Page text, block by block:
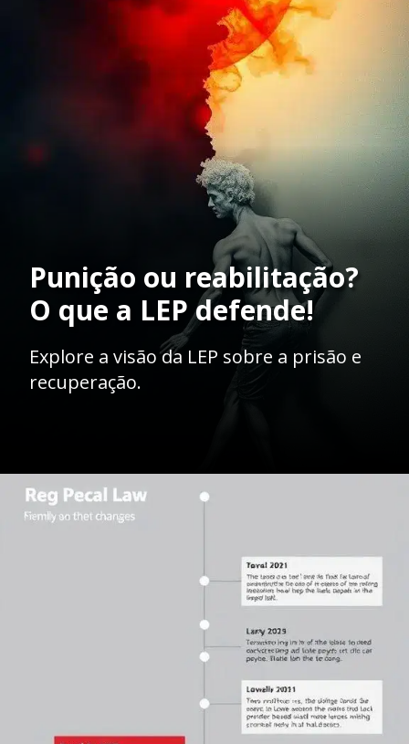
Punição ou reabilitação?
O que a LEP defende!
Explore a visão da LEP sobre a prisão e
recuperação.
Openinghttps://ademilsoncs.adv.br/